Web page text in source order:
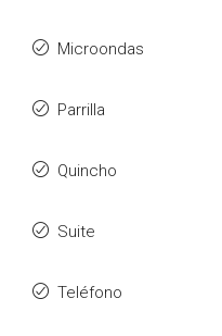
Microondas
Parrilla
Quincho
Suite
Teléfono